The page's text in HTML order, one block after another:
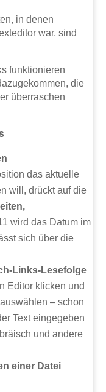
in denen
war, sind
funktionieren
die
überraschen
das aktuelle
will, drückt auf die
wird das Datum im
sich über die
Links-Lesefolge
Editor klicken und
– schon
Text eingegeben
und andere
einer Datei